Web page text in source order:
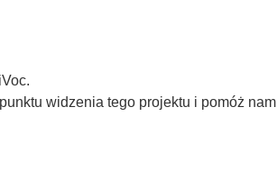
widzenia tego projektu i pomóż nam